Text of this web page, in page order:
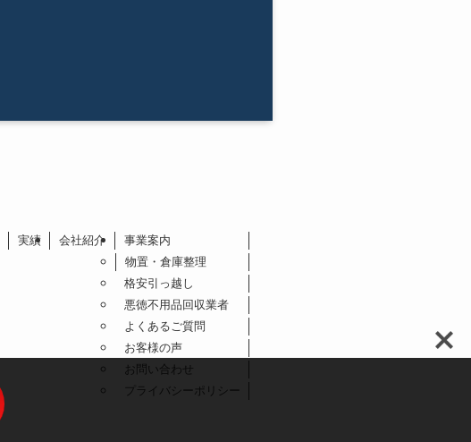
実績 会社紹介
事業案内
物置・倉庫整理
格安引っ越し
悪徳不用品回収業者
よくあるご質問
お客様の声
お問い合わせ
プライバシーポリシー